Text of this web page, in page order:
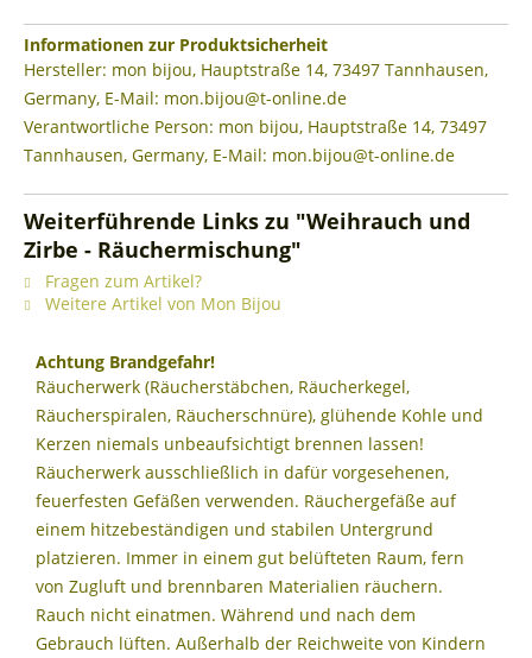
Informationen zur Produktsicherheit
Hersteller: mon bijou, Hauptstraße 14, 73497 Tannhausen,
Germany, E-Mail: mon.bijou@t-online.de
Verantwortliche Person: mon bijou, Hauptstraße 14, 73497
Tannhausen, Germany, E-Mail: mon.bijou@t-online.de
Weiterführende Links zu "Weihrauch und
Zirbe - Räuchermischung"
Fragen zum Artikel?
Weitere Artikel von Mon Bijou
Achtung Brandgefahr!
Räucherwerk (Räucherstäbchen, Räucherkegel,
Räucherspiralen, Räucherschnüre), glühende Kohle und
Kerzen niemals unbeaufsichtigt brennen lassen!
Räucherwerk ausschließlich in dafür vorgesehenen,
feuerfesten Gefäßen verwenden. Räuchergefäße auf
einem hitzebeständigen und stabilen Untergrund
platzieren. Immer in einem gut belüfteten Raum, fern
von Zugluft und brennbaren Materialien räuchern.
Rauch nicht einatmen. Während und nach dem
Gebrauch lüften. Außerhalb der Reichweite von Kindern